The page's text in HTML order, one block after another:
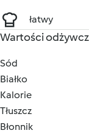
łatwy
Wartości
Sód
Białko
Kalorie
Tłuszcz
Błonnik